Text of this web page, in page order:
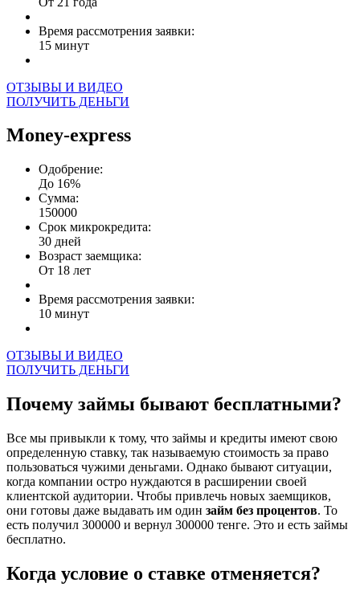
Время рассмотрения заявки:
15 минут
ОТЗЫВЫ И ВИДЕО
ПОЛУЧИТЬ ДЕНЬГИ
Money-express
Одобрение:
До 16%
Сумма:
150000
Срок микрокредита:
30 дней
Возраст заемщика:
От 18 лет
Время рассмотрения заявки:
10 минут
ОТЗЫВЫ И ВИДЕО
ПОЛУЧИТЬ ДЕНЬГИ
Почему займы бывают бесплатными?
Все мы привыкли к тому, что займы и кредиты имеют свою
определенную ставку, так называемую стоимость за право
пользоваться чужими деньгами. Однако бывают ситуации,
когда компании остро нуждаются в расширении своей
клиентской аудитории. Чтобы привлечь новых заемщиков,
они готовы даже выдавать им один займ без процентов. То
есть получил 300000 и вернул 300000 тенге. Это и есть займы
бесплатно.
Когда условие о ставке отменяется?